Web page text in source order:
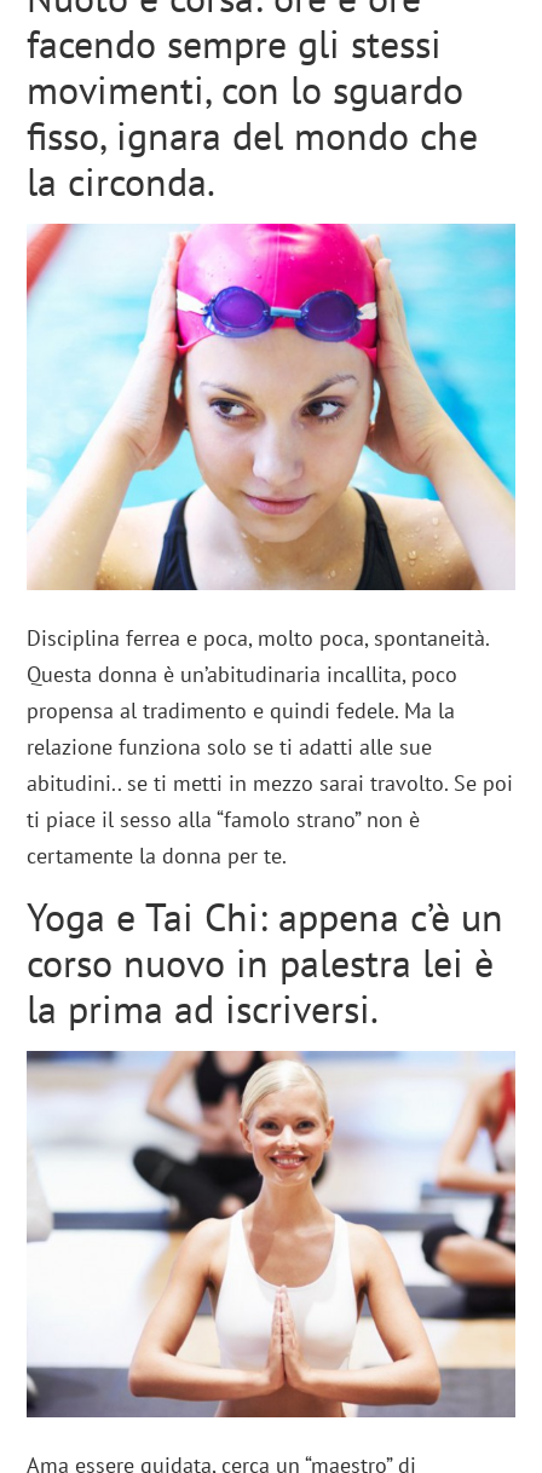
facendo sempre gli stessi
movimenti, con lo sguardo
fisso, ignara del mondo che
la circonda.
Disciplina ferrea e poca, molto poca, spontaneità.
Questa donna è un’abitudinaria incallita, poco
propensa al tradimento e quindi fedele. Ma la
relazione funziona solo se ti adatti alle sue
abitudini.. se ti metti in mezzo sarai travolto. Se poi
ti piace il sesso alla “famolo strano” non è
certamente la donna per te.
Yoga e Tai Chi: appena c’è un
corso nuovo in palestra lei è
la prima ad iscriversi.
Ama essere guidata, cerca un “maestro” di